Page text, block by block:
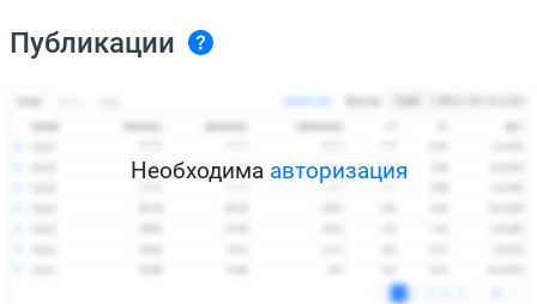
Публикации
Необходима авторизация